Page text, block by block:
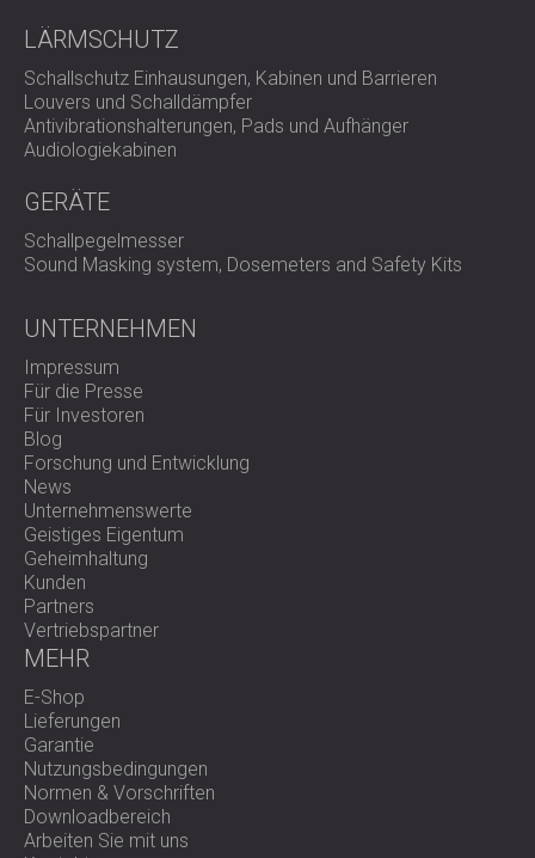
LÄRMSCHUTZ
Schallschutz Einhausungen, Kabinen und Barrieren
Louvers und Schalldämpfer
Antivibrationshalterungen, Pads und Aufhänger
Audiologiekabinen
GERÄTE
Schallpegelmesser
Sound Masking system, Dosemeters and Safety Kits
UNTERNEHMEN
Impressum
Für die Presse
Für Investoren
Blog
Forschung und Entwicklung
News
Unternehmenswerte
Geistiges Eigentum
Geheimhaltung
Kunden
Partners
Vertriebspartner
MEHR
E-Shop
Lieferungen
Garantie
Nutzungsbedingungen
Normen & Vorschriften
Downloadbereich
Arbeiten Sie mit uns